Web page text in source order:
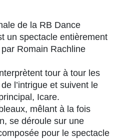
de la RB Dance
un spectacle entièrement
Romain Rachline
tour à tour les
l’intrigue et suivent le
Icare.
mêlant à la fois
se déroule sur une
pour le spectacle